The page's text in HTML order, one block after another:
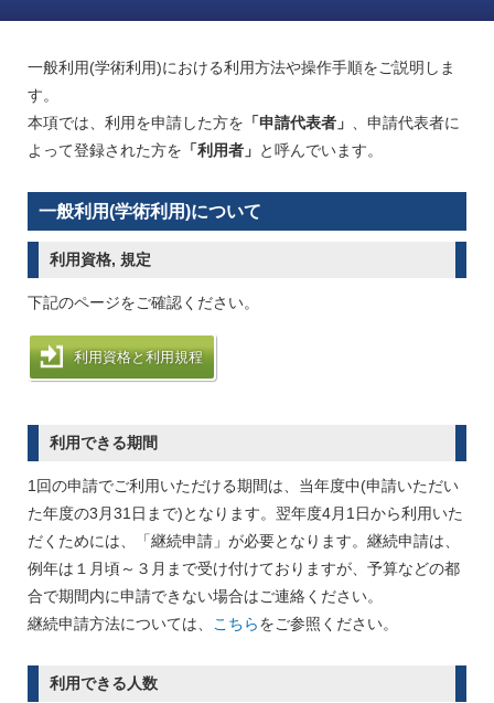
一般利用(学術利用)における利用方法や操作手順をご説明しま
す。
本項では、利用を申請した方を 「申請代表者」 、申請代表者に
よって登録された方を 「利用者」 と呼んでいます。
一般利用(学術利用)について
利用資格, 規定
下記のページをご確認ください。
利用資格と利用規程
利用できる期間
1回の申請でご利用いただける期間は、当年度中(申請いただい
た年度の3月31日まで)となります。翌年度4月1日から利用いた
だくためには、「継続申請」が必要となります。継続申請は、
例年は１月頃～３月まで受け付けておりますが、予算などの都
合で期間内に申請できない場合はご連絡ください。
継続申請方法については、 こちらをご参照ください。
利用できる人数